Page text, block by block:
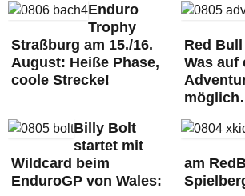
Enduro
Trophy
Straßburg am 15./16.
August: Heiße Phase,
coole Strecke!
Red
Was auf
Billy Bolt
startet mit
Wildcard beim
EnduroGP von Wales:
am